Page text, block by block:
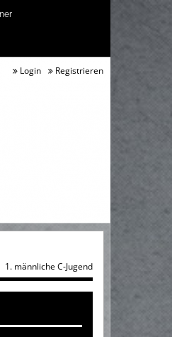
Login Registrieren
1. männliche C-Jugend